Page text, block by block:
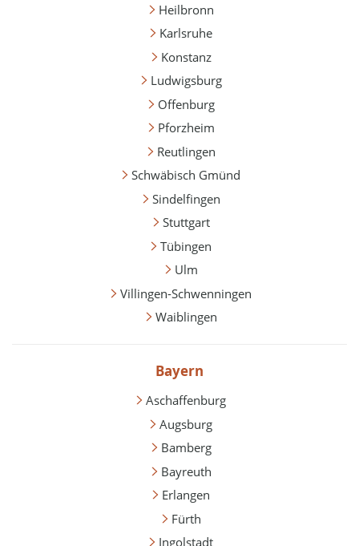
Heilbronn
Karlsruhe
Konstanz
Ludwigsburg
Offenburg
Pforzheim
Reutlingen
Schwäbisch Gmünd
Sindelfingen
Stuttgart
Tübingen
Ulm
Villingen-Schwenningen
Waiblingen
Bayern
Aschaffenburg
Augsburg
Bamberg
Bayreuth
Erlangen
Fürth
Ingolstadt